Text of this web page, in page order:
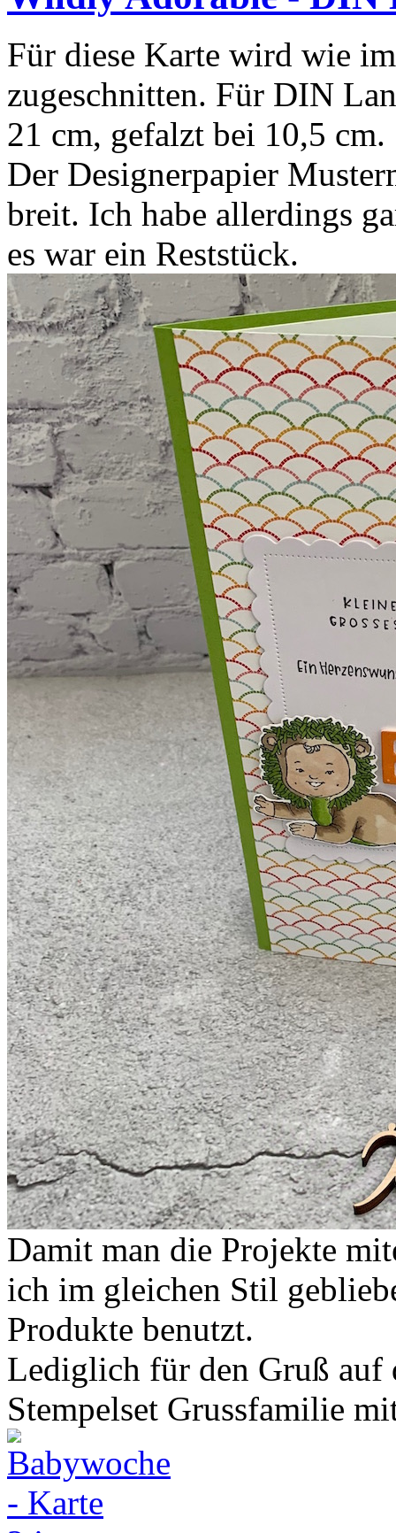
Für diese Karte wird wie
zugeschnitten. Für DIN
21 cm, gefalzt bei 10,5 cm.
Der Designerpapier
breit. Ich habe allerdings
es war ein Reststück.
Damit man die Projekte
ich im gleichen Stil
Produkte benutzt.
Lediglich für den Gruß auf
Stempelset Grussfamilie